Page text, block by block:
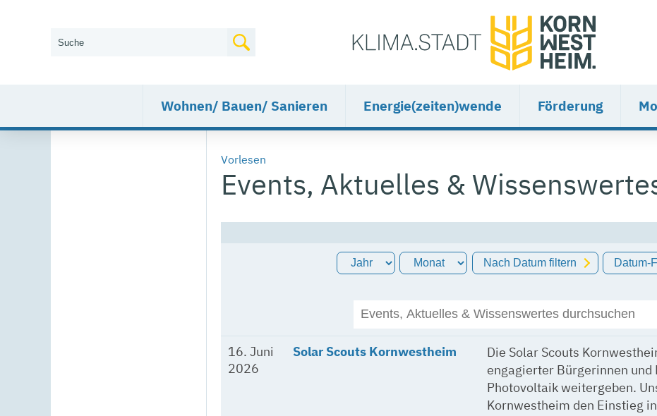
Wohnen/ Bauen/ Sanieren Energie(zeiten)wende Förderung
Vorlesen
Events, Aktuelles &
Nach Datum filtern Datum-
Solar Scouts Kornwestheim
16. Juni
2026
Die Solar Scouts
engagierter Bürgerinnen und
Photovoltaik weitergeben.
Kornwestheim den Einstieg